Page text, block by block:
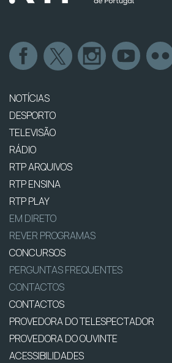
NOTÍCIAS
DESPORTO
TELEVISÃO
RÁDIO
RTP ARQUIVOS
RTP ENSINA
RTP PLAY
EM DIRETO
REVER PROGRAMAS
CONCURSOS
PERGUNTAS FREQUENTES
CONTACTOS
CONTACTOS
PROVEDORA DO TELESPECTADOR
PROVEDORA DO OUVINTE
ACESSIBILIDADES